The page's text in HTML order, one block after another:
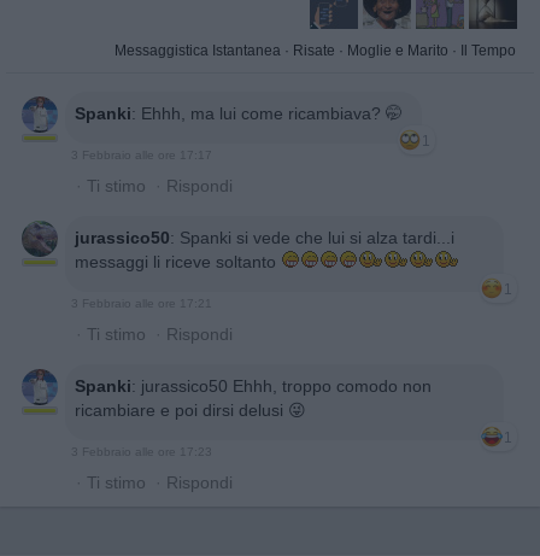
Messaggistica Istantanea · Risate · Moglie e Marito · Il Tempo
Spanki: Ehhh, ma lui come ricambiava? 🤭
1
3 Febbraio alle ore 17:17
· Ti stimo · Rispondi
jurassico50: Spanki si vede che lui si alza tardi...i
messaggi li riceve soltanto
1
3 Febbraio alle ore 17:21
· Ti stimo · Rispondi
Spanki: jurassico50 Ehhh, troppo comodo non
ricambiare e poi dirsi delusi 😜
1
3 Febbraio alle ore 17:23
· Ti stimo · Rispondi